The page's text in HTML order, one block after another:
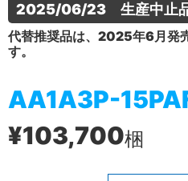
2025/06/23　生産中止
代替推奨品は、2025年6月発
す。
AA1A3P-
¥103,700梱